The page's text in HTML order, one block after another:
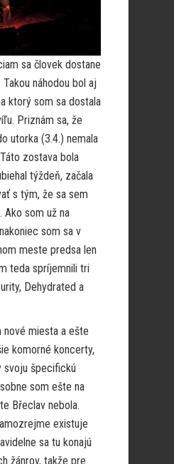
sa človek dostane
Takou náhodou bol aj
ktorý som sa dostala
Priznám sa, že
utorka (3.4.) nemala
zostava bola
týždeň, začala
s tým, že sa sem
Ako som už na
som sa v
meste predsa len
teda spríjemnili tri
Dehydrated a
nové miesta a ešte
komorné koncerty,
svoju špecifickú
som ešte na
Břeclav nebola.
existuje
sa tu konajú
žánrov, takže pre